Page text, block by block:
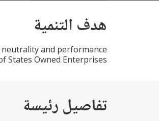
هدف التنمية
and performance
States Owned Enterprises.
تفاصيل رئيسة